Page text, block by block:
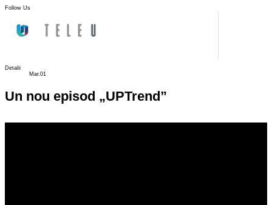
Follow Us
Detalii
Mar.01
Un nou episod „UPTrend”